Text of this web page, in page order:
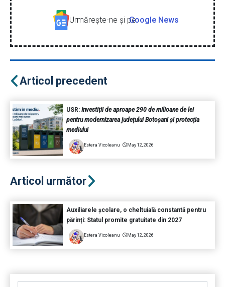
Urmăreşte-ne şi peGoogle News
Articol precedent
USR: Investiții de aproape 290 de milioane de lei
pentru modernizarea județului Botoșani și protecția
mediului
Estera Vicoleanu May 12, 2026
Articol următor
Auxiliarele școlare, o cheltuială constantă pentru
părinți: Statul promite gratuitate din 2027
Estera Vicoleanu May 12, 2026